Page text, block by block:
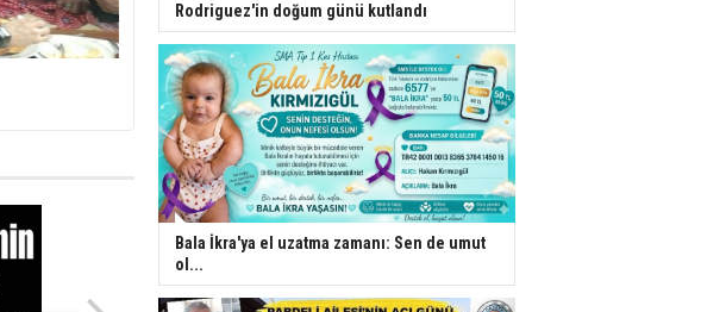
Rodriguez'in doğum günü kutlandı
Bala İkra'ya el uzatma zamanı: Sen de umut
ol...